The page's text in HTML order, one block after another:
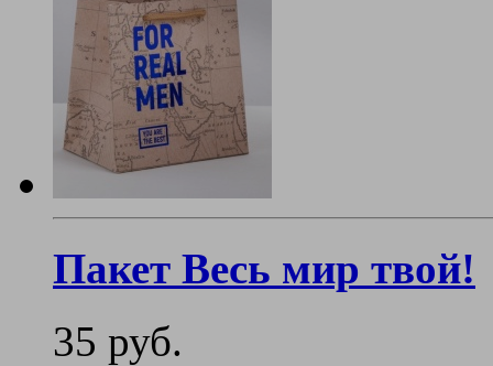
Пакет Весь мир твой!
35 руб.